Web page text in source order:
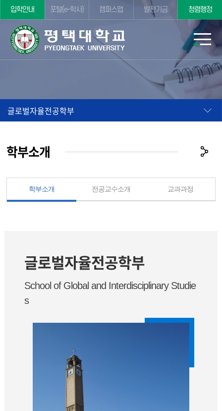
입학안내 포털(e-학사) 캠퍼스맵 발전기금 청렴행정
글로벌자율전공학부
학부소개
학부소개 전공교수소개 교과과정
글로벌자율전공학부
School of Global and Interdisciplinary Studie
s